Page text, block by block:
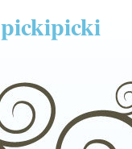
pickipicki